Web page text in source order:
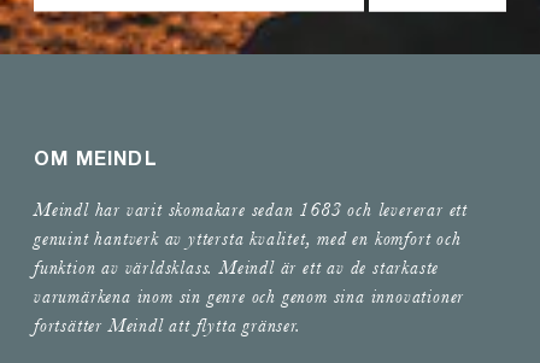
foam och ventilerande material, ger jämn tryckfördelning och
mjuk trampkänsla
en Comfort Fit-känga som ger dig den komfort, funktion och
hållbarhet du behöver. Modellerna är byggda för att hålla över
tid och för att fungera för fötter med särskilda behov.
Utforska vårt utbud av breda herrkängor och breda
damkängor. Med Meindl Comfort Fit får dina fötter den plats
OM MEINDL
Meindl har varit skomakare sedan 1683 och levererar ett
genuint hantverk av yttersta kvalitet, med en komfort och
funktion av världsklass. Meindl är ett av de starkaste
varumärkena inom sin genre och genom sina innovationer
fortsätter Meindl att flytta gränser.